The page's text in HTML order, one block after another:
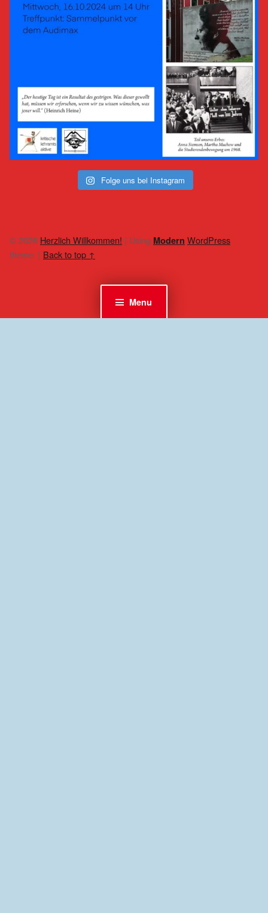
Menu
Folge uns bei Instagram
© 2026 Herzlich Willkommen! | Using Modern WordPress
theme. | Back to top ↑